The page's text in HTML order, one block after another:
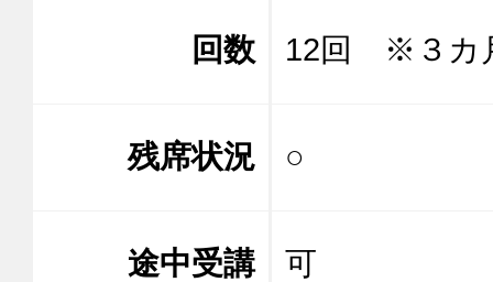
回数 12回 ※３カ
残席状況 ○
途中受講 可